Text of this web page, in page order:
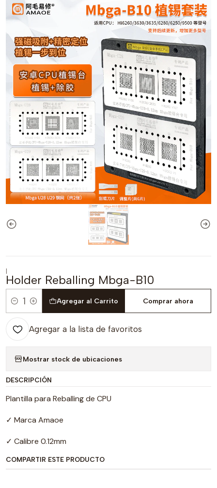
|
Holder Reballing Mbga-B10
Cantidad
Agregar al Carrito Comprar ahora
Agregar a la lista de favoritos
Mostrar stock de ubicaciones
DESCRIPCIÓN
Plantilla para Reballing de CPU
✓ Marca Amaoe
✓ Calibre 0.12mm
COMPARTIR ESTE PRODUCTO